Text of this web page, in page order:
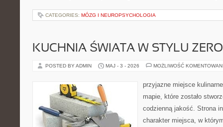
CATEGORIES: MÓZG I NEUROPSYCHOLOGIA
KUCHNIA ŚWIATA W STYLU
POSTED BY ADMIN MAJ - 3 - 2026 MOŻLIWOŚĆ
przyjazne miejsce
mapie, które zostało
codzienną jakość. Strona
charakter miejsca, w